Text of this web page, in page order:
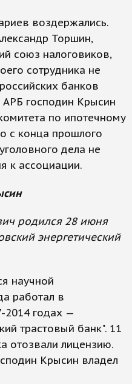
воздержались.
Торшин,
союз налоговиков,
сотрудника не
банков
АРБ господин Крысин
по ипотечному
с конца прошлого
дела не
к ассоциации.
родился 28 июня
энергетический
научной
работал в
2014 годах —
трастовый банк". 11
отозвали лицензию.
Крысин владел